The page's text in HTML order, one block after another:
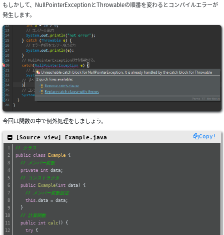
もしかして、NullPointerExceptionとThrowableの順番を変わるとコンパイルエラーが
発生します。
今回は関数の中で例外処理をしましょう。
Copy!
[Source view] Example.java
// クラス
public class Example {
// メンバー変数
private int data;
// コンストラクタ
public Example (int data)
{
// メンバー変数設定
this .data = data;
  }
// 計算関数
public int calc ()
{
try {